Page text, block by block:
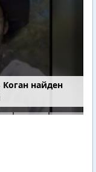
найден